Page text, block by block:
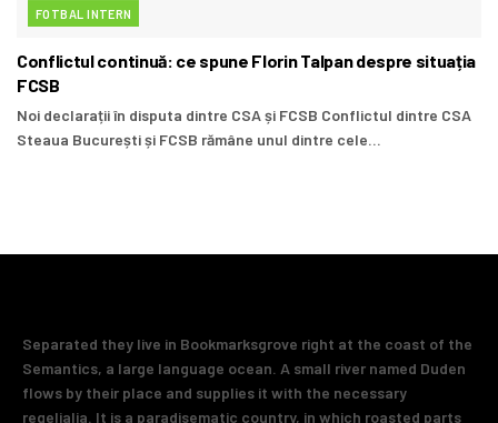
FOTBAL INTERN
Conflictul continuă: ce spune Florin Talpan despre situația
FCSB
Noi declarații în disputa dintre CSA și FCSB Conflictul dintre CSA
Steaua București și FCSB rămâne unul dintre cele...
Separated they live in Bookmarksgrove right at the coast of the
Semantics, a large language ocean. A small river named Duden
flows by their place and supplies it with the necessary
regelialia. It is a paradisematic country, in which roasted parts